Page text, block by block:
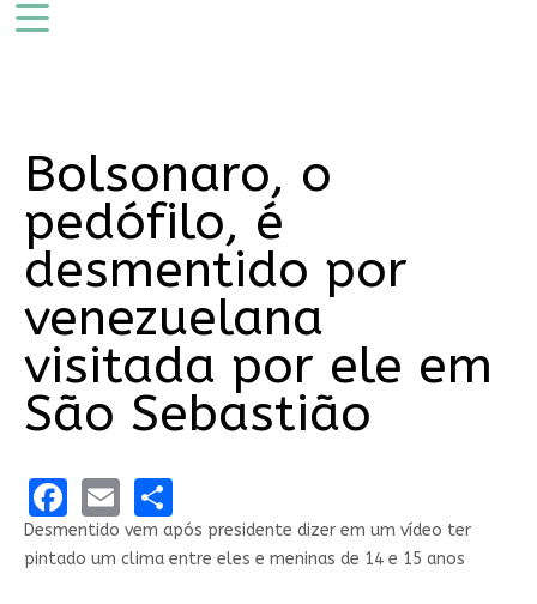
Bolsonaro, o
pedófilo, é
desmentido por
venezuelana
visitada por ele em
São Sebastião
Facebook
EmailShare
Desmentido vem após presidente dizer em um vídeo ter
pintado um clima entre eles e meninas de 14 e 15 anos